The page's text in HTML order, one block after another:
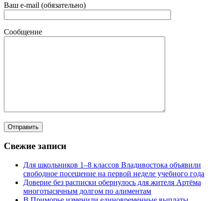
Ваш e-mail (обязательно)
Сообщение
Свежие записи
Для школьников 1–8 классов Владивостока объявили
свободное посещение на первой неделе учебного года
Доверие без расписки обернулось для жителя Артёма
многотысячным долгом по алиментам